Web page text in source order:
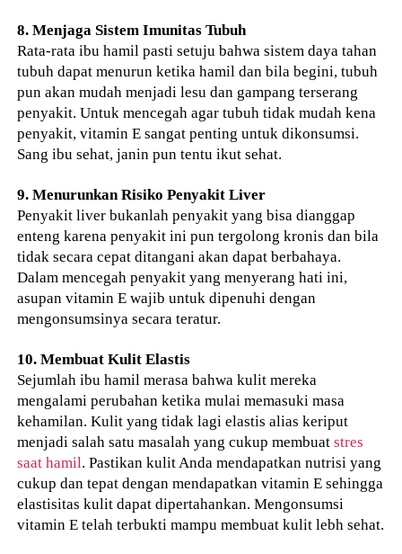
8. Menjaga Sistem Imunitas Tubuh
Rata-rata ibu hamil pasti setuju bahwa sistem daya tahan
tubuh dapat menurun ketika hamil dan bila begini, tubuh
pun akan mudah menjadi lesu dan gampang terserang
penyakit. Untuk mencegah agar tubuh tidak mudah kena
penyakit, vitamin E sangat penting untuk dikonsumsi.
Sang ibu sehat, janin pun tentu ikut sehat.
9. Menurunkan Risiko Penyakit Liver
Penyakit liver bukanlah penyakit yang bisa dianggap
enteng karena penyakit ini pun tergolong kronis dan bila
tidak secara cepat ditangani akan dapat berbahaya.
Dalam mencegah penyakit yang menyerang hati ini,
asupan vitamin E wajib untuk dipenuhi dengan
mengonsumsinya secara teratur.
10. Membuat Kulit Elastis
Sejumlah ibu hamil merasa bahwa kulit mereka
mengalami perubahan ketika mulai memasuki masa
kehamilan. Kulit yang tidak lagi elastis alias keriput
menjadi salah satu masalah yang cukup membuatstres
saat hamil. Pastikan kulit Anda mendapatkan nutrisi yang
cukup dan tepat dengan mendapatkan vitamin E sehingga
elastisitas kulit dapat dipertahankan. Mengonsumsi
vitamin E telah terbukti mampu membuat kulit lebh sehat.